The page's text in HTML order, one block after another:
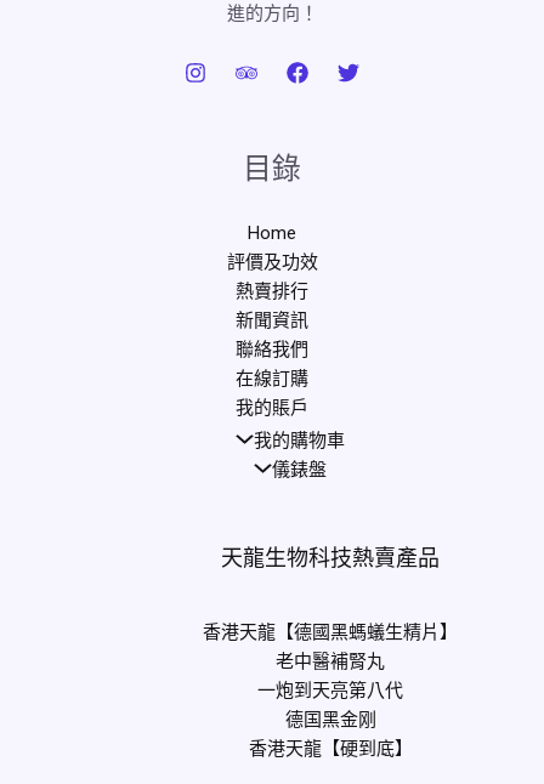
進的方向！
目錄
Home
評價及功效
熱賣排行
新聞資訊
聯絡我們
在線訂購
我的賬戶
我的購物車
儀錶盤
天龍生物科技熱賣產品
香港天龍【德國黑螞蟻生精片】
老中醫補腎丸
一炮到天亮第八代
德国黑金刚
香港天龍【硬到底】